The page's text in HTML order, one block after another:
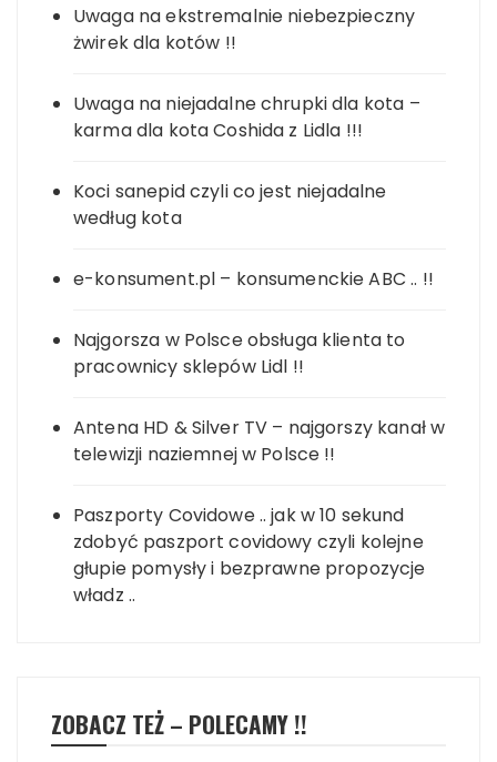
Uwaga na ekstremalnie niebezpieczny
żwirek dla kotów !!
Uwaga na niejadalne chrupki dla kota –
karma dla kota Coshida z Lidla !!!
Koci sanepid czyli co jest niejadalne
według kota
e-konsument.pl – konsumenckie ABC .. !!
Najgorsza w Polsce obsługa klienta to
pracownicy sklepów Lidl !!
Antena HD & Silver TV – najgorszy kanał w
telewizji naziemnej w Polsce !!
Paszporty Covidowe .. jak w 10 sekund
zdobyć paszport covidowy czyli kolejne
głupie pomysły i bezprawne propozycje
władz ..
ZOBACZ TEŻ – POLECAMY !!